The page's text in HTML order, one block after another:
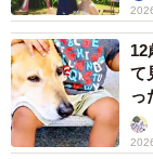
て
っ
「